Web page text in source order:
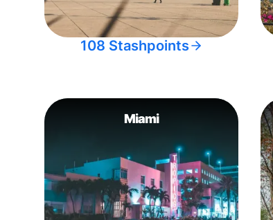
108 Stashpoints
Miami